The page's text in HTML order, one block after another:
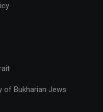
of Bukharian Jews